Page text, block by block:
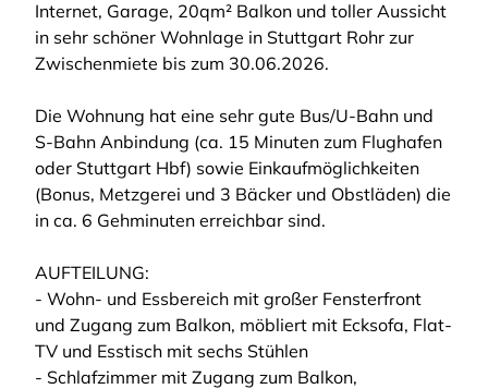
Internet, Garage, 20qm² Balkon und toller Aussicht
in sehr schöner Wohnlage in Stuttgart Rohr zur
Zwischenmiete bis zum 30.06.2026.
Die Wohnung hat eine sehr gute Bus/U-Bahn und
S-Bahn Anbindung (ca. 15 Minuten zum Flughafen
oder Stuttgart Hbf) sowie Einkaufmöglichkeiten
(Bonus, Metzgerei und 3 Bäcker und Obstläden) die
in ca. 6 Gehminuten erreichbar sind.
AUFTEILUNG:
- Wohn- und Essbereich mit großer Fensterfront
und Zugang zum Balkon, möbliert mit Ecksofa, Flat-
TV und Esstisch mit sechs Stühlen
- Schlafzimmer mit Zugang zum Balkon,